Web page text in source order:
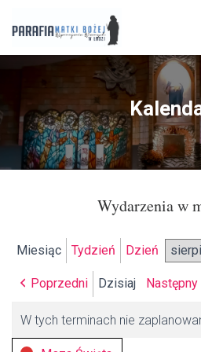
Wydarzenia w
Miesiąc Tydzień Dzień
Rok
Poprzedni
Dzisiaj Następny
W tych terminach nie
Kategorie